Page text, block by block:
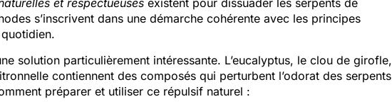
et respectueuses existent pour dissuader les serpents de
s’inscrivent dans une démarche cohérente avec les principes
solution particulièrement intéressante. L’eucalyptus, le clou de girofle,
contiennent des composés qui perturbent l’odorat des serpents
préparer et utiliser ce répulsif naturel :